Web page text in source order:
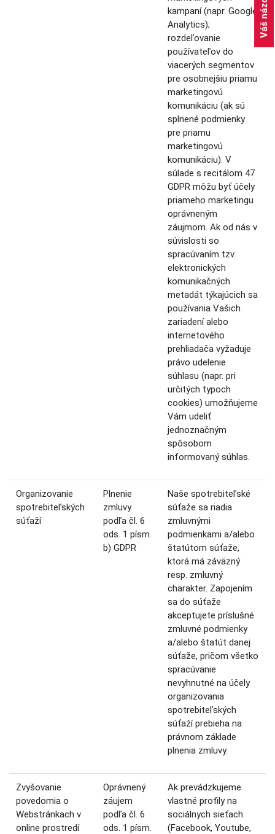
kampaní (napr. Google
Analytics);
rozdeľovanie
používateľov do
viacerých segmentov
pre osobnejšiu priamu
marketingovú
komunikáciu (ak sú
splnené podmienky
pre priamu
marketingovú
komunikáciu). V
súlade s recitálom 47
GDPR môžu byť účely
priameho marketingu
oprávneným
záujmom. Ak od nás v
súvislosti so
spracúvaním tzv.
elektronických
komunikačných
metadát týkajúcich sa
používania Vašich
zariadení alebo
internetového
prehliadača vyžaduje
právo udelenie
súhlasu (napr. pri
určitých typoch
cookies) umožňujeme
Vám udeliť
jednoznačným
spôsobom
informovaný súhlas.
Organizovanie
spotrebiteľských
súťaží
Plnenie
zmluvy
podľa čl. 6
ods. 1 písm.
b) GDPR
Naše spotrebiteľské
súťaže sa riadia
zmluvnými
podmienkami a/alebo
štatútom súťaže,
ktorá má záväzný
resp. zmluvný
charakter. Zapojením
sa do súťaže
akceptujete príslušné
zmluvné podmienky
a/alebo štatút danej
súťaže, pričom všetko
spracúvanie
nevyhnutné na účely
organizovania
spotrebiteľských
súťaží prebieha na
právnom základe
plnenia zmluvy.
Zvyšovanie
povedomia o
Webstránkach v
online prostredí
Oprávnený
záujem
podľa čl. 6
ods. 1 písm.
Ak prevádzkujeme
vlastné profily na
sociálnych sieťach
(Facebook, Youtube,
Váš názor